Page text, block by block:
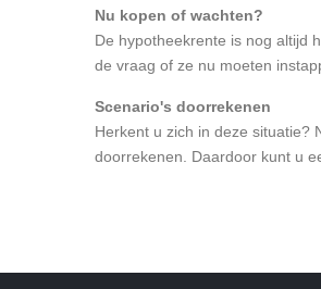
Nu kopen of wachten?
De hypotheekrente is nog altijd
de vraag of ze nu moeten
Scenario's doorrekenen
Herkent u zich in deze situatie?
doorrekenen. Daardoor kunt u